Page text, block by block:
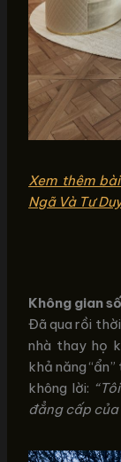
Xem thêm
Ngã Và Tư
Không gian
Đã qua rồi thời
nhà thay họ
khả năng
không lời:
đẳng cấp của